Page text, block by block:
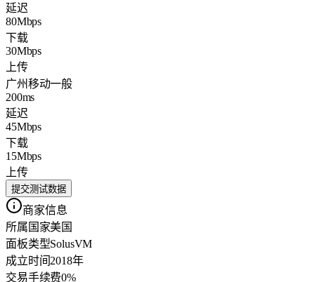
延迟
80Mbps
下载
30Mbps
上传
广州移动一般
200ms
延迟
45Mbps
下载
15Mbps
上传
提交测试数据
商家信息
所属国家美国
面板类型SolusVM
成立时间2018年
交易手续费0%